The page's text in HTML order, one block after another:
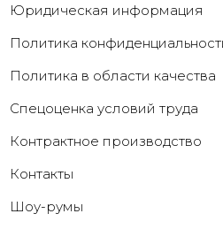
Юридическая информация
Политика
Политика в области качества
Cпецоценка условий труда
Контрактное производство
Контакты
Шоу-румы